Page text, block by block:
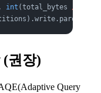
int (total_bytes /
권장)
Query